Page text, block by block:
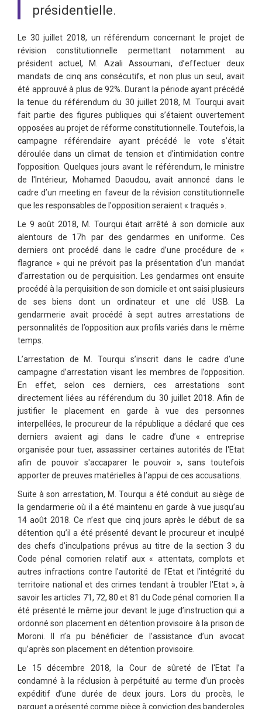
présidentielle.
Le 30 juillet 2018, un référendum concernant le projet de
révision constitutionnelle permettant notamment au
président actuel, M. Azali Assoumani, d’effectuer deux
mandats de cinq ans consécutifs, et non plus un seul, avait
été approuvé à plus de 92%. Durant la période ayant précédé
la tenue du référendum du 30 juillet 2018, M. Tourqui avait
fait partie des figures publiques qui s’étaient ouvertement
opposées au projet de réforme constitutionnelle. Toutefois, la
campagne référendaire ayant précédé le vote s’était
déroulée dans un climat de tension et d’intimidation contre
l’opposition. Quelques jours avant le référendum, le ministre
de l'Intérieur, Mohamed Daoudou, avait annoncé dans le
cadre d’un meeting en faveur de la révision constitutionnelle
que les responsables de l'opposition seraient « traqués ».
Le 9 août 2018, M. Tourqui était arrêté à son domicile aux
alentours de 17h par des gendarmes en uniforme. Ces
derniers ont procédé dans le cadre d’une procédure de «
flagrance » qui ne prévoit pas la présentation d’un mandat
d’arrestation ou de perquisition. Les gendarmes ont ensuite
procédé à la perquisition de son domicile et ont saisi plusieurs
de ses biens dont un ordinateur et une clé USB. La
gendarmerie avait procédé à sept autres arrestations de
personnalités de l’opposition aux profils variés dans le même
temps.
L’arrestation de M. Tourqui s’inscrit dans le cadre d’une
campagne d’arrestation visant les membres de l’opposition.
En effet, selon ces derniers, ces arrestations sont
directement liées au référendum du 30 juillet 2018. Afin de
justifier le placement en garde à vue des personnes
interpellées, le procureur de la république a déclaré que ces
derniers avaient agi dans le cadre d’une « entreprise
organisée pour tuer, assassiner certaines autorités de l'Etat
afin de pouvoir s'accaparer le pouvoir », sans toutefois
apporter de preuves matérielles à l’appui de ces accusations.
Suite à son arrestation, M. Tourqui a été conduit au siège de
la gendarmerie où il a été maintenu en garde à vue jusqu’au
14 août 2018. Ce n’est que cinq jours après le début de sa
détention qu’il a été présenté devant le procureur et inculpé
des chefs d’inculpations prévus au titre de la section 3 du
Code pénal comorien relatif aux « attentats, complots et
autres infractions contre l'autorité de l'Etat et l'intégrité du
territoire national et des crimes tendant à troubler l'Etat », à
savoir les articles 71, 72, 80 et 81 du Code pénal comorien. Il a
été présenté le même jour devant le juge d’instruction qui a
ordonné son placement en détention provisoire à la prison de
Moroni. Il n’a pu bénéficier de l’assistance d’un avocat
qu’après son placement en détention provisoire.
Le 15 décembre 2018, la Cour de sûreté de l'Etat l’a
condamné à la réclusion à perpétuité au terme d’un procès
expéditif d’une durée de deux jours. Lors du procès, le
parquet a présenté comme pièce à conviction des banderoles